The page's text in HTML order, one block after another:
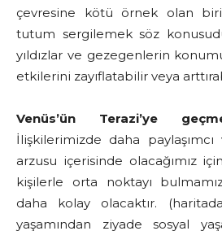
çevresine kötü örnek olan
tutum sergilemek söz
yıldızlar ve gezegenlerin
etkilerini zayıflatabilir veya
Venüs’ün Terazi’ye
İlişkilerimizde daha
arzusu içerisinde olacağımız
kişilerle orta noktayı
daha kolay olacaktır.
yaşamından ziyade sosyal